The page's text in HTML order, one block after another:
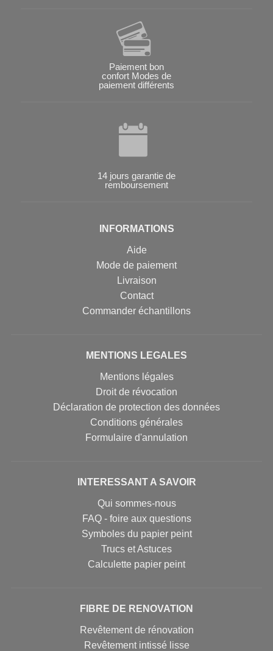
Paiement bon
confort Modes de
paiement différents
14 jours garantie de
remboursement
INFORMATIONS
Aide
Mode de paiement
Livraison
Contact
Commander échantillons
MENTIONS LEGALES
Mentions légales
Droit de révocation
Déclaration de protection des données
Conditions générales
Formulaire d'annulation
INTERESSANT A SAVOIR
Qui sommes-nous
FAQ - foire aux questions
Symboles du papier peint
Trucs et Astuces
Calculette papier peint
FIBRE DE RENOVATION
Revêtement de rénovation
Revêtement intissé lisse